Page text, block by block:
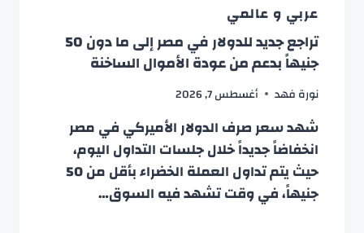
عربي و عالمي
تراجع جديد للدولار في مصر إلى ما دون 50
جنيهاً بدعم من عودة الأموال الساخنة
نورة فهد أغسطس 7, 2026
شهد سعر صرف الدولار الأميركي في مصر
انخفاضاً جديداً خلال جلسات التداول اليوم،
حيث يتم تداول العملة الخضراء بأقل من 50
جنيهاً، في وقت تشهد فيه السوق…